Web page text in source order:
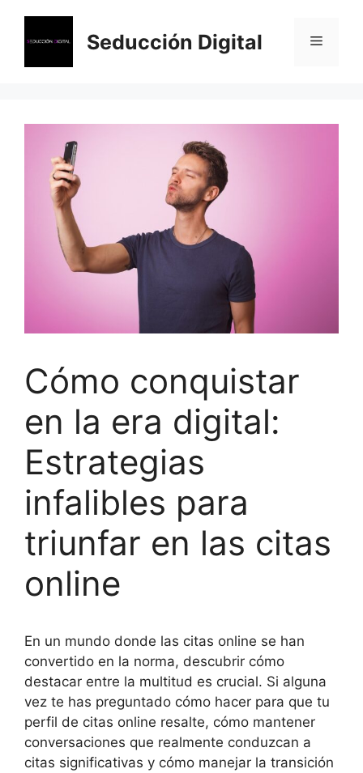
Seducción Digital Menú
Cómo conquistar
en la era digital:
Estrategias
infalibles para
triunfar en las citas
online
En un mundo donde las citas online se han
convertido en la norma, descubrir cómo
destacar entre la multitud es crucial. Si alguna
vez te has preguntado cómo hacer para que tu
perfil de citas online resalte, cómo mantener
conversaciones que realmente conduzcan a
citas significativas y cómo manejar la transición